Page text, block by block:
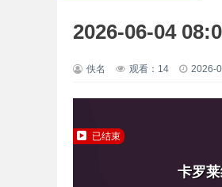
2026-06-04
佚名 观看： 14 2026-
已结束
卡罗